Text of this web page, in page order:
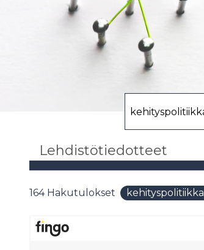
Lehdistötiedotteet
164 Hakutulokset kehityspolitiikka